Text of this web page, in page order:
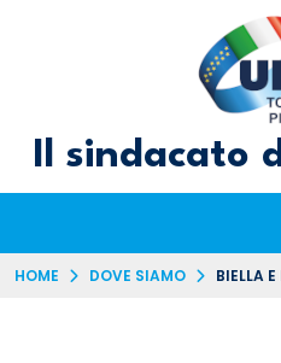
Il sindacato
HOME DOVE SIAMO BIELLA